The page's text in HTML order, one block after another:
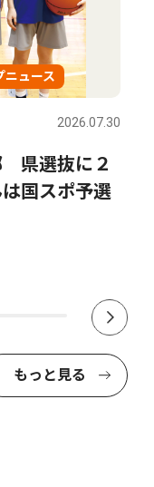
ニュース
2026.07.30
県選抜に２
国スポ予選
もっと見る